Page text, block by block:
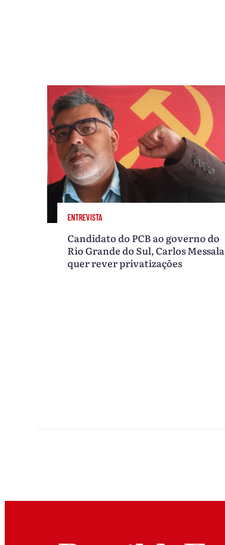
ENTREVISTA
Candidato do PCB ao governo do
Rio Grande do Sul, Carlos Messala
quer rever privatizações